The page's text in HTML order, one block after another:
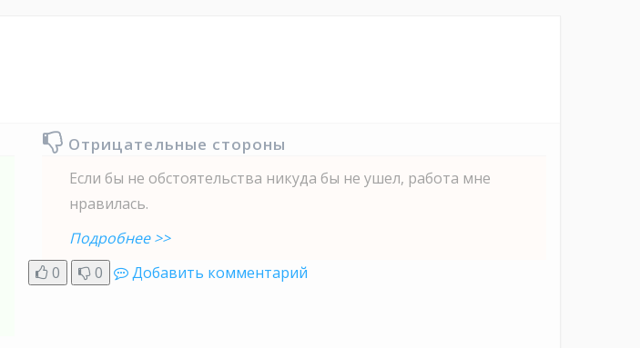
Отрицательные стороны
Если бы не обстоятельства никуда бы не ушел, работа мне
нравилась.
Подробнее >>
0
0 Добавить комментарий